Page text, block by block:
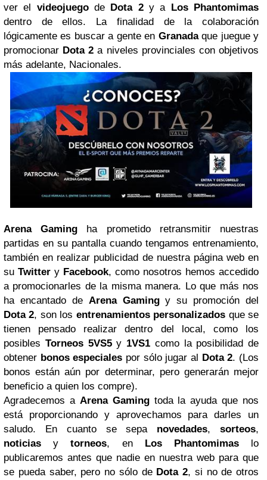
ver el videojuegode Dota 2y a
Los Phantomimas
dentro de ellos. La finalidad de la colaboración
lógicamente es buscar a gente en Granadaque juegue y
promocionar Dota 2 a niveles provinciales con objetivos
más adelante, Nacionales.
Arena Gaming ha prometido retransmitir nuestras
partidas en su pantalla cuando tengamos entrenamiento,
también en realizar publicidad de nuestra página web en
su Twitter y Facebook, como nosotros hemos accedido
a promocionarles de la misma manera. Lo que más nos
ha encantado de Arena Gamingy su promoción del
Dota 2, son los entrenamientos personalizados que se
tienen pensado realizar dentro del local, como los
posibles Torneos 5VS5y 1VS1 como la posibilidad de
obtener bonos especiales por sólo jugar al Dota 2. (Los
bonos están aún por determinar, pero generarán mejor
beneficio a quien los compre).
Agradecemos a Arena Gamingtoda la ayuda que nos
está proporcionando y aprovechamos para darles un
saludo. En cuanto se sepa novedades,sorteos,
noticiasytorneos, en Los Phantomimaslo
publicaremos antes que nadie en nuestra web para que
se pueda saber, pero no sólo deDota 2, si no de otros